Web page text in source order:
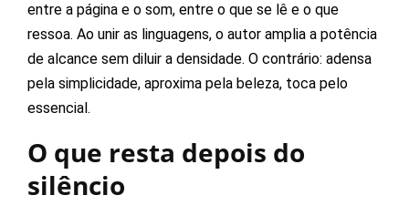
entre a página e o som, entre o que se lê e o que
ressoa. Ao unir as linguagens, o autor amplia a potência
de alcance sem diluir a densidade. O contrário: adensa
pela simplicidade, aproxima pela beleza, toca pelo
essencial.
O que resta depois do
silêncio